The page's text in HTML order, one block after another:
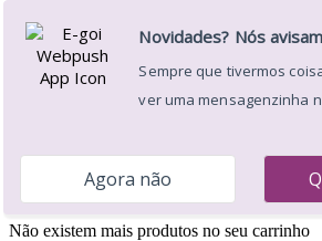
Apoio ao Cliente: 220 174 236 Portes
Península Ibérica * Envíos em 24/48h
Desejos ( )
Seu carrinho
×
Não existem mais produtos no seu carrinho